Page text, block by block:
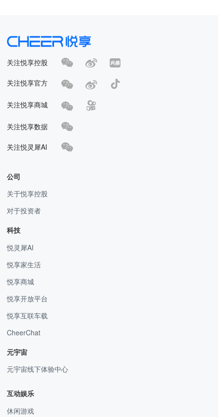
关注悦享控股
关注悦享官方
关注悦享商城
关注悦享数据
关注悦灵犀AI
公司
关于悦享控股
对于投资者
科技
悦灵犀AI
悦享家生活
悦享商城
悦享开放平台
悦享互联车载
CheerChat
元宇宙
元宇宙线下体验中心
互动娱乐
休闲游戏